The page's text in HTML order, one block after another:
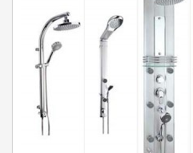
Tomelilla
Trelleborg
Vellinge
Ystad
Åstorp
Ängelholm
Örkelljunga
Östra Göinge
Österåker
Munkedal
Mölndal
Orust
Partille
Skara
Skövde
Sotenäs
Stenungsund